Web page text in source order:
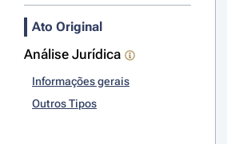
Ato Original
Análise Jurídica
Informações gerais
Outros Tipos